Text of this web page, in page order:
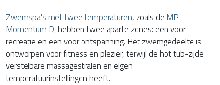
Zwemspa's met twee temperaturen, zoals de MP
Momentum D, hebben twee aparte zones: een voor
recreatie en een voor ontspanning. Het zwemgedeelte is
ontworpen voor fitness en plezier, terwijl de hot tub-zijde
verstelbare massagestralen en eigen
temperatuurinstellingen heeft.